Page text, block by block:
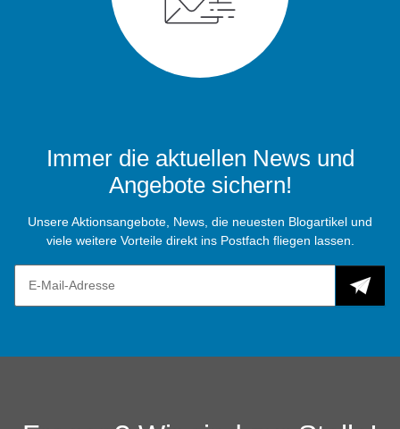
Immer die aktuellen News und
Angebote sichern!
Unsere Aktionsangebote, News, die neuesten Blogartikel und
viele weitere Vorteile direkt ins Postfach fliegen lassen.